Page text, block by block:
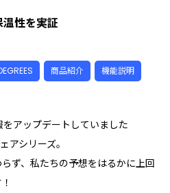
温性を実証
商品紹介 機能説明
アップデートしていました
アシリーズ。
ず、私たちの予想をはるかに上回